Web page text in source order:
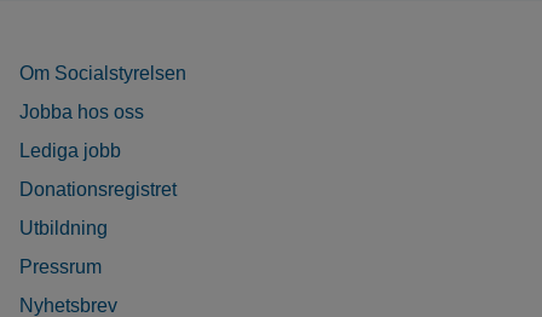
Om Socialstyrelsen
Jobba hos oss
Lediga jobb
Donationsregistret
Utbildning
Pressrum
Nyhetsbrev